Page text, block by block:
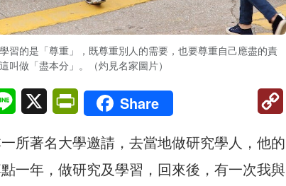
習的是「尊重」，既尊重別人的需要，也要尊重自己應盡的責
叫做「盡本分」。（灼見名家圖片）
Line X PrintFriendly
Share
所著名大學邀請，去當地做研究學人，他的
一年，做研究及學習，回來後，有一次我與